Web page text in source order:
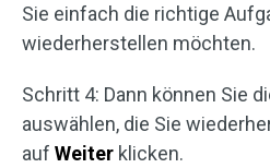
Sie einfach die richtige
wiederherstellen möchten.
Schritt 4: Dann können Sie
auswählen, die Sie
auf Weiter klicken.